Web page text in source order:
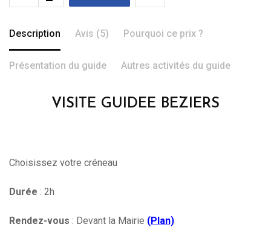
Description Avis (5) Pourquoi ce prix ?
Présentation du guide Autres activités du guide
VISITE GUIDEE BEZIERS
Choisissez votre créneau
Durée : 2h
Rendez-vous : Devant la Mairie (Plan)